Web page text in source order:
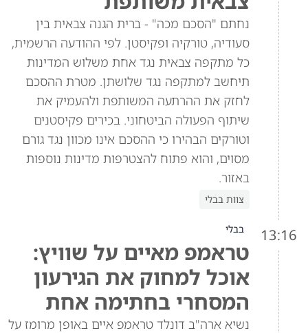
נחתם "הסכם מכה" - ברית הגנה צבאית בין
סעודיה, טורקיה ופקיסטן. לפי ההודעה הרשמית,
כל מתקפה צבאית נגד אחת משלוש המדינות
תיחשב למתקפה נגד שלושתן. מטרת ההסכם
לחזק את ההרתעה המשותפת ולהעמיק את
שיתוף הפעולה הביטחוני. בכירים פקיסטנים
וטורקים הבהירו כי ההסכם אינו מכוון נגד גורם
מסוים, והוא פתוח להצטרפות מדינות נוספות
באזור.
צוות בבלי
13:16 בבלי
טראמפ מאיים על שוויץ:
אוכל למחוק את הגירעון
המסחרי בחתימה אחת
נשיא ארה"ב דונלד טראמפ איים באופן מרומז על